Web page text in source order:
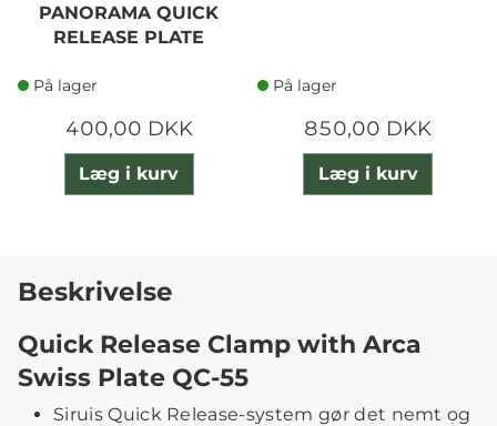
PANORAMA QUICK
RELEASE PLATE
På lager
400,00 DKK
Læg i kurv
På lager
850,00 DKK
Læg i kurv
Beskrivelse
Quick Release Clamp with Arca
Swiss Plate QC-55
Siruis Quick Release-system gør det nemt og